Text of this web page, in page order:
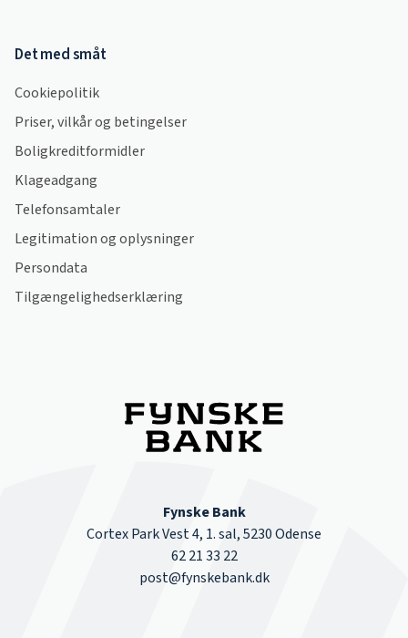
Det med småt
Cookiepolitik
Priser, vilkår og betingelser
Boligkreditformidler
Klageadgang
Telefonsamtaler
Legitimation og oplysninger
Persondata
Tilgængelighedserklæring
Fynske Bank
Cortex Park Vest 4, 1. sal, 5230 Odense
62 21 33 22
post@fynskebank.dk